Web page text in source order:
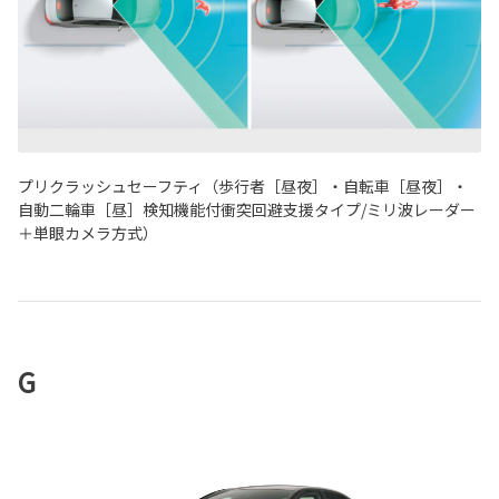
プリクラッシュセーフティ（歩行者［昼夜］・自転車［昼夜］・
自動二輪車［昼］検知機能付衝突回避支援タイプ/ミリ波レーダー
＋単眼カメラ方式）
G